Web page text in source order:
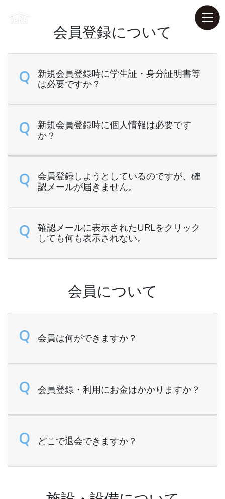
会員登録について
Q
新規会員登録時に学生証・身分証明書等
は必要ですか？
Q
新規会員登録時に個人情報は必要です
か？
Q
会員登録しようとしているのですが、確
認メールが届きません。
Q
確認メールに表示されたURLをクリック
しても何も表示されない。
会員について
Q 会員は何ができますか？
Q 会員登録・利用にお金はかかりますか？
Q どこで退会できますか？